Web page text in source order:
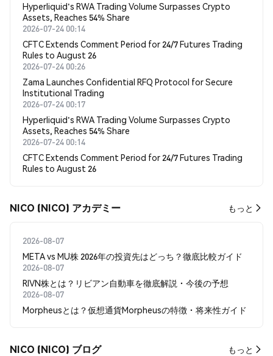
Hyperliquid's RWA Trading Volume Surpasses Crypto
Assets, Reaches 54% Share
2026-07-24 00:14
CFTC Extends Comment Period for 24/7 Futures Trading
Rules to August 26
2026-07-24 00:26
Zama Launches Confidential RFQ Protocol for Secure
Institutional Trading
2026-07-24 00:17
Hyperliquid's RWA Trading Volume Surpasses Crypto
Assets, Reaches 54% Share
2026-07-24 00:14
CFTC Extends Comment Period for 24/7 Futures Trading
Rules to August 26
NICO (NICO) アカデミー もっと
2026-08-07
META vs MU株 2026年の投資先はどっち？徹底比較ガイド
2026-08-07
RIVN株とは？リビアン自動車を徹底解説・今後の予想
2026-08-07
Morpheusとは？仮想通貨Morpheusの特徴・将来性ガイド
NICO (NICO) ブログ もっと